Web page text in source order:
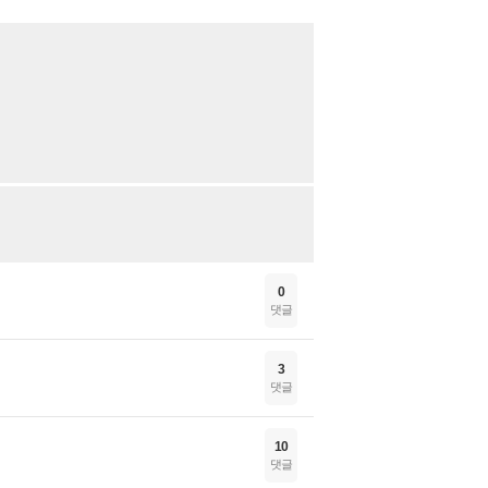
0
댓글
3
댓글
10
댓글